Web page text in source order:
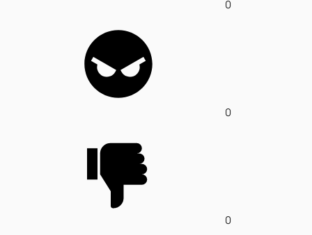
0
0
0